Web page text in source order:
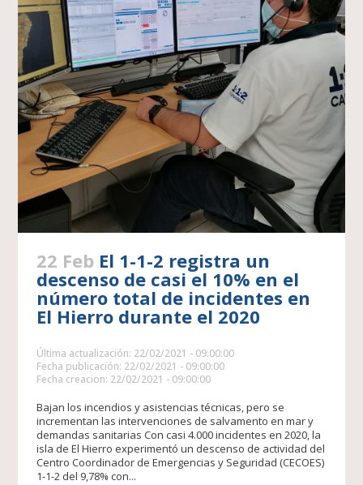
22 Feb El 1-1-2 registra un
descenso de casi el 10% en el
número total de incidentes en
El Hierro durante el 2020
Última actualización: 22/02/2021 - 09:00:00
Fecha publicación: 22/02/2021 - 09:00:00
Fecha creacion: 22/02/2021 - 09:00:00
Bajan los incendios y asistencias técnicas, pero se
incrementan las intervenciones de salvamento en mar y
demandas sanitarias Con casi 4.000 incidentes en 2020, la
isla de El Hierro experimentó un descenso de actividad del
Centro Coordinador de Emergencias y Seguridad (CECOES)
1-1-2 del 9,78% con...